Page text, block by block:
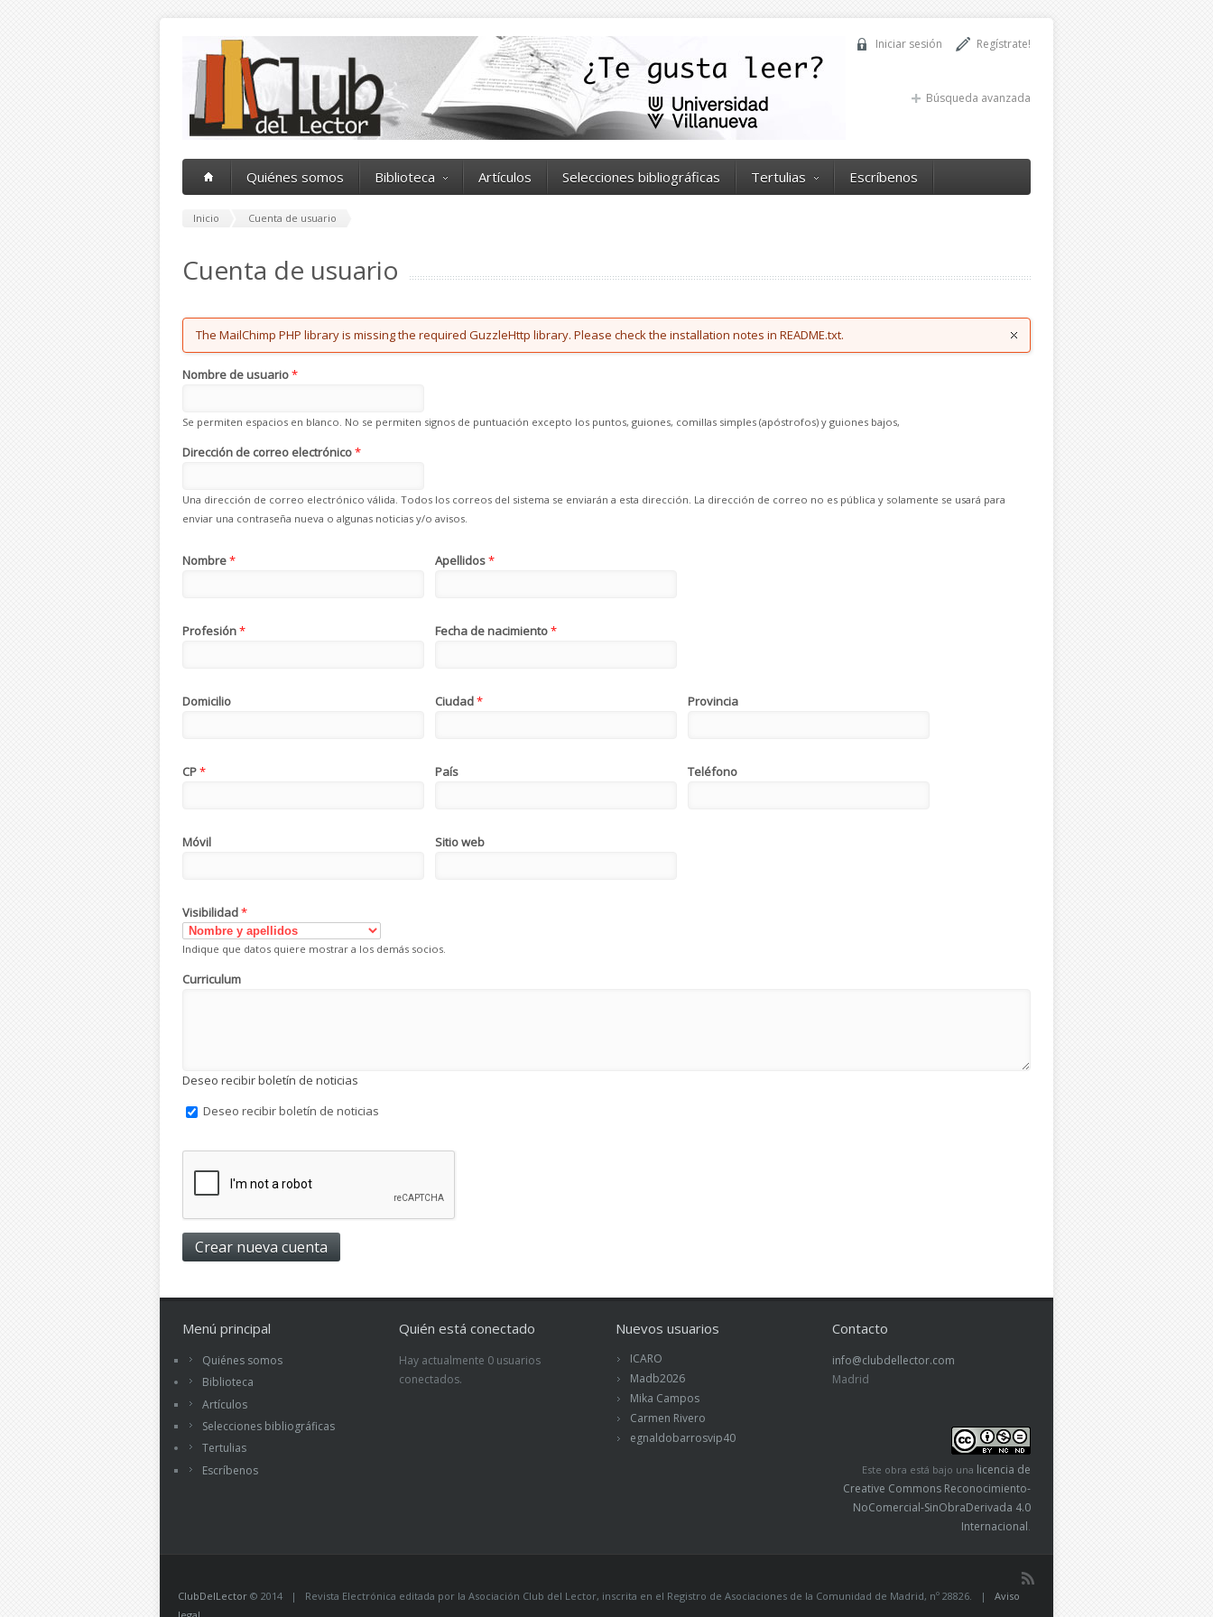
Regístrate!
Iniciar sesión
Búsqueda avanzada
Quiénes somos Biblioteca Artículos Selecciones bibliográficas Tertulias Escríbenos
Inicio Cuenta de usuario
Cuenta de usuario
Error message
The MailChimp PHP library is missing the required GuzzleHttp library. Please check the installation notes in README.txt.
Nombre de usuario*
Se permiten espacios en blanco. No se permiten signos de puntuación excepto los puntos, guiones, comillas simples (apóstrofos) y guiones bajos,
Dirección de correo electrónico*
Una dirección de correo electrónico válida. Todos los correos del sistema se enviarán a esta dirección. La dirección de correo no es pública y solamente se usará para
enviar una contraseña nueva o algunas noticias y/o avisos.
Nombre* Apellidos*
Profesión* Fecha de nacimiento*
Domicilio Ciudad* Provincia
CP* País Teléfono
Móvil Sitio web
Visibilidad*
Indique que datos quiere mostrar a los demás socios.
Curriculum
Deseo recibir boletín de noticias
Deseo recibir boletín de noticias
Menú principal
Quiénes somos
Biblioteca
Artículos
Selecciones bibliográficas
Tertulias
Escríbenos
Quién está conectado
Hay actualmente 0 usuarios
conectados.
Nuevos usuarios
ICARO
Madb2026
Mika Campos
Carmen Rivero
egnaldobarrosvip40
Contacto
info@clubdellector.com
Madrid
Este obra está bajo una licencia de
Creative Commons Reconocimiento-
NoComercial-SinObraDerivada 4.0
Internacional
ClubDelLector © 2014 | Revista Electrónica editada por la Asociación Club del Lector, inscrita en el Registro de Asociaciones de la Comunidad de Madrid, nº 28826. | Aviso